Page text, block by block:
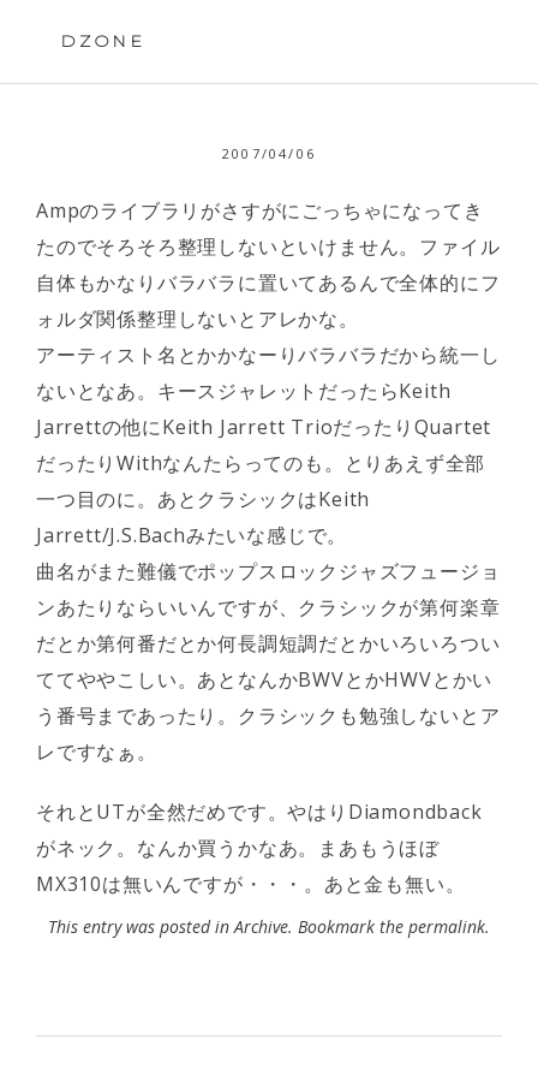
DZONE
2007/04/06
Ampのライブラリがさすがにごっちゃになってき
たのでそろそろ整理しないといけません。ファイル
自体もかなりバラバラに置いてあるんで全体的にフ
ォルダ関係整理しないとアレかな。
アーティスト名とかかなーりバラバラだから統一し
ないとなあ。キースジャレットだったらKeith
Jarrettの他にKeith Jarrett TrioだったりQuartet
だったりWithなんたらってのも。とりあえず全部
一つ目のに。あとクラシックはKeith
Jarrett/J.S.Bachみたいな感じで。
曲名がまた難儀でポップスロックジャズフュージョ
ンあたりならいいんですが、クラシックが第何楽章
だとか第何番だとか何長調短調だとかいろいろつい
ててややこしい。あとなんかBWVとかHWVとかい
う番号まであったり。クラシックも勉強しないとア
レですなぁ。
それとUTが全然だめです。やはりDiamondback
がネック。なんか買うかなあ。まあもうほぼ
MX310は無いんですが・・・。あと金も無い。
This entry was posted inArchive. Bookmark the permalink.